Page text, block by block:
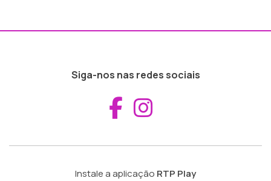
Siga-nos nas redes sociais
Aceder ao
Instale a aplicação RTP Play